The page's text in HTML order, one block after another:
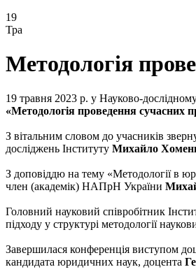
19
Тра
Методологія
19 травня 2023 р. у Науково-
«Методологія проведення сучасних
З вітальним словом до учасників
досліджень Інституту Михайло
З доповіддю на тему «Методології в
член (академік) НАПрН України
Головний науковий співробітник
підходу у структурі методології
Завершилася конференція виступом
кандидата юридичних наук, доцента